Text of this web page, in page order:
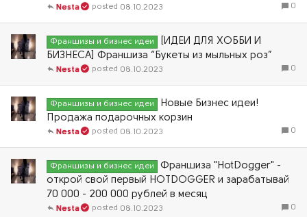
0
08.10.2023
Nesta
Франшизы и бизнес идеи
[ИДЕИ ДЛЯ ХОББИ И
БИЗНЕСА] Франшиза “Букеты из мыльных роз”
0
08.10.2023
Nesta
Франшизы и бизнес идеи
Новые Бизнес идеи!
Продажа подарочных корзин
0
08.10.2023
Nesta
Франшизы и бизнес идеи
Франшиза "HotDogger" -
открой свой первый HOTDOGGER и зарабатывай
70 000 - 200 000 рублей в месяц
0
08.10.2023
Nesta